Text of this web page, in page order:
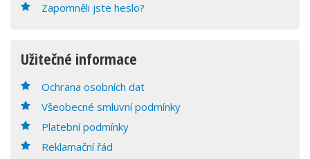
Zapomněli jste heslo?
Užitečné informace
Ochrana osobních dat
Všeobecné smluvní podmínky
Platební podmínky
Reklamační řád